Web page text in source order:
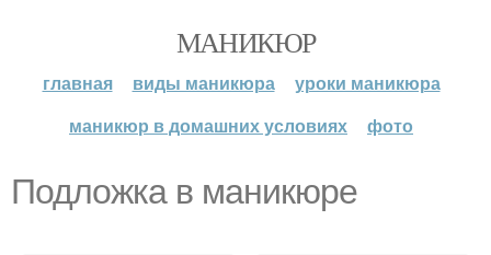
МАНИКЮР
главная виды маникюра
уроки маникюра
маникюр в домашних условиях
фото
Подложка в маникюре